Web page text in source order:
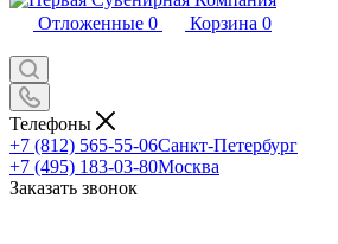
Отложенные 0 Корзина 0
Телефоны
+7 (812) 565-55-06Санкт-Петербург
+7 (495) 183-03-80Москва
Заказать звонок